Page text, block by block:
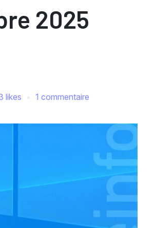
2025
likes 1 commentaire